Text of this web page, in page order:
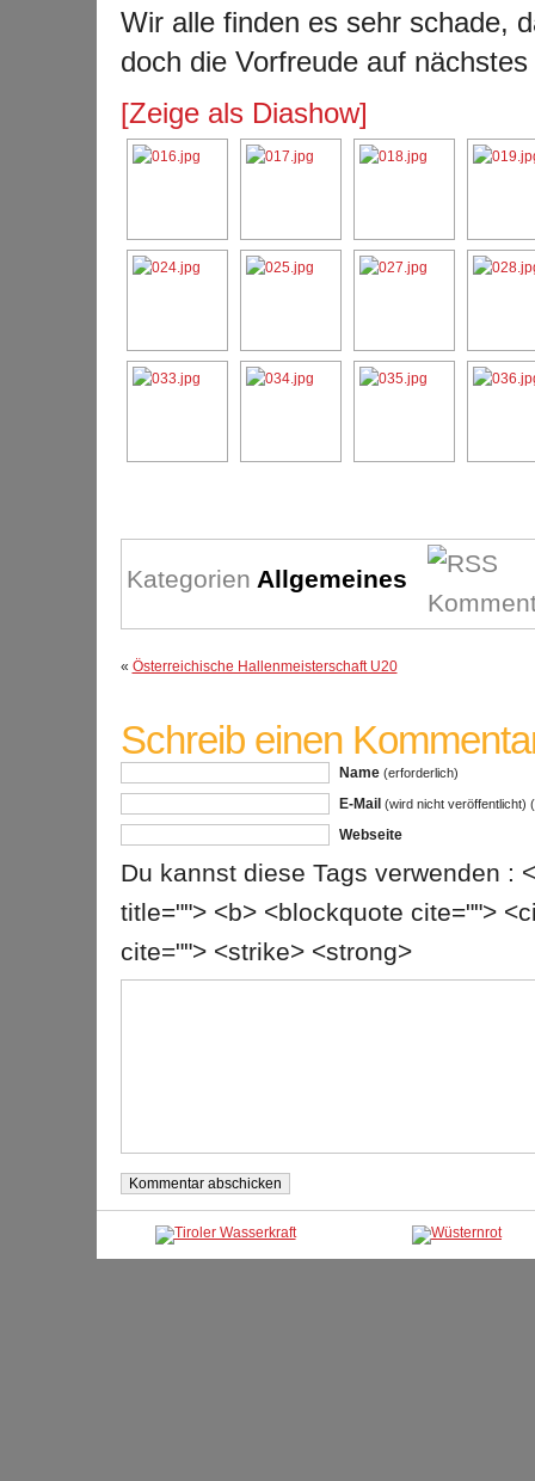
Wir alle finden es sehr schade,
doch die Vorfreude auf
[Zeige als Diashow]
Kategorien Allgemeines
« Österreichische Hallenmeisterschaft U20
Schreib einen
Name (erforderlich)
E-Mail (wird nicht veröffentlicht)
Webseite
Du kannst diese Tags verwenden :
title=""> <b> <blockquote cite="">
cite=""> <strike> <strong>